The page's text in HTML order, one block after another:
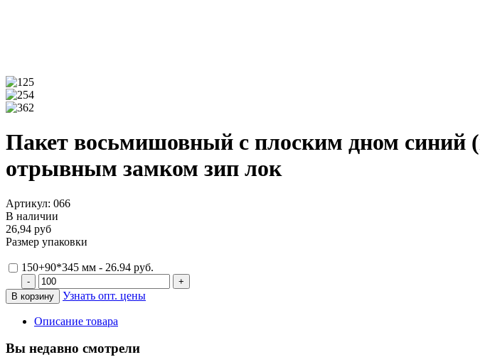
Пакет восьмишовный с плоским дном
отрывным замком зип лок
Артикул: 066
В наличии
26,94 руб
Размер упаковки
150+90*345 мм - 26.94 руб.
Узнать опт. цены
Описание товара
Вы недавно смотрели